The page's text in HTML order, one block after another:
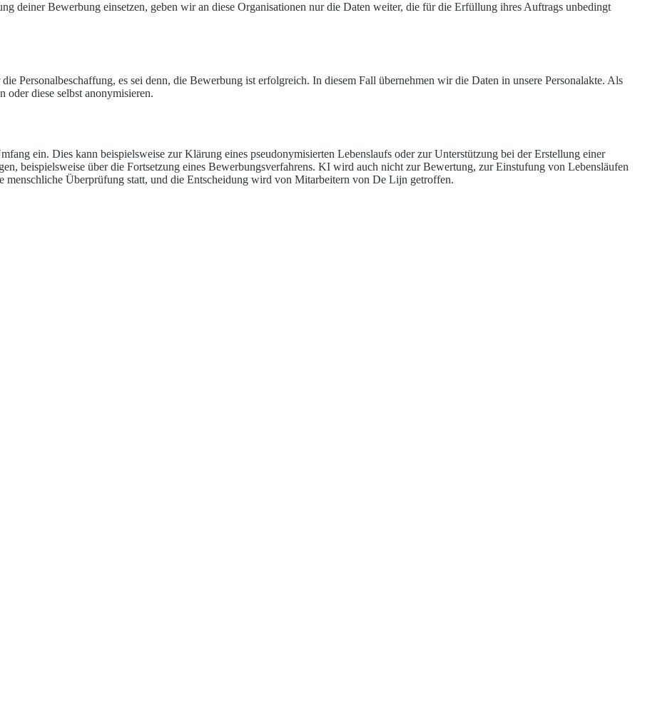
deiner Bewerbung einsetzen, geben wir an diese Organisationen nur die Daten weiter, die für die Erfüllung ihres Auftrags unbedingt
Personalbeschaffung, es sei denn, die Bewerbung ist erfolgreich. In diesem Fall übernehmen wir die Daten in unsere Personalakte. Als
oder diese selbst anonymisieren.
ein. Dies kann beispielsweise zur Klärung eines pseudonymisierten Lebenslaufs oder zur Unterstützung bei der Erstellung einer
beispielsweise über die Fortsetzung eines Bewerbungsverfahrens. KI wird auch nicht zur Bewertung, zur Einstufung von Lebensläufen
menschliche Überprüfung statt, und die Entscheidung wird von Mitarbeitern von De Lijn getroffen.